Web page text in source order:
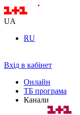
UA
RU
Вхід в кабінет
Онлайн
ТБ програма
Канали